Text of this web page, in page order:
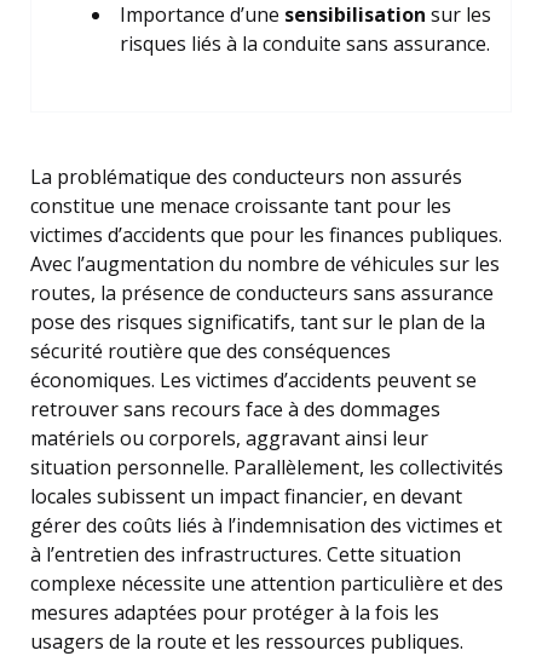
Importance d’une sensibilisation sur les
risques liés à la conduite sans assurance.
La problématique des conducteurs non assurés
constitue une menace croissante tant pour les
victimes d’accidents que pour les finances publiques.
Avec l’augmentation du nombre de véhicules sur les
routes, la présence de conducteurs sans assurance
pose des risques significatifs, tant sur le plan de la
sécurité routière que des conséquences
économiques. Les victimes d’accidents peuvent se
retrouver sans recours face à des dommages
matériels ou corporels, aggravant ainsi leur
situation personnelle. Parallèlement, les collectivités
locales subissent un impact financier, en devant
gérer des coûts liés à l’indemnisation des victimes et
à l’entretien des infrastructures. Cette situation
complexe nécessite une attention particulière et des
mesures adaptées pour protéger à la fois les
usagers de la route et les ressources publiques.